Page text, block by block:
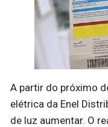
A partir do próximo
elétrica da Enel
de luz aumentar. O